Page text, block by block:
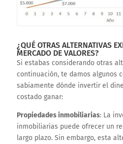
¿QUÉ OTRAS ALTERNATIVAS
MERCADO DE VALORES?
Si estabas considerando otras
continuación, te damos algunos
sabiamente dónde invertir el
costado ganar:
Propiedades inmobiliarias: La
inmobiliarias puede ofrecer un
largo plazo. Sin embargo, esta